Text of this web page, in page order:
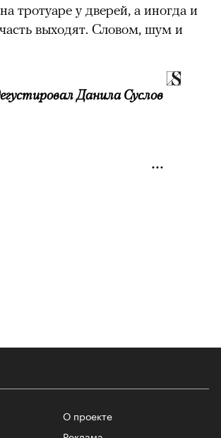
тротуаре у дверей, а иногда и
выходят. Словом, шум и
Данила Суслов
О проекте